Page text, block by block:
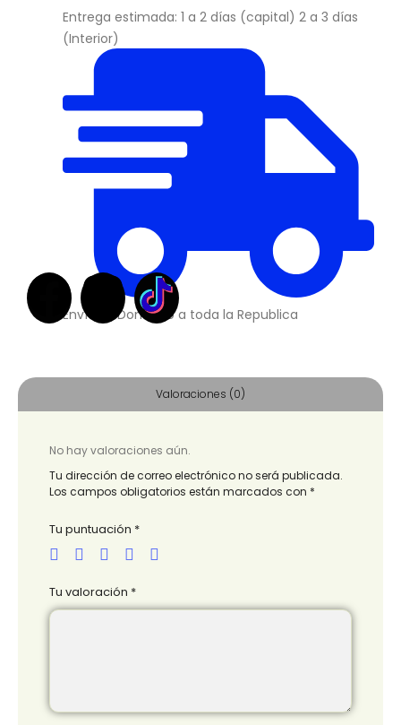
Entrega estimada: 1 a 2 días (capital) 2 a 3 días
(Interior)
Envíos a Domicilio a toda la Republica
Valoraciones (0)
No hay valoraciones aún.
Tu dirección de correo electrónico no será publicada.
Los campos obligatorios están marcados con *
Tu puntuación *
Tu valoración *